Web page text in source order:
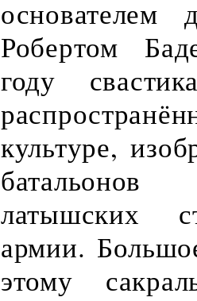
основателем
Робертом
году
культуре,
латышских
армии.
этому